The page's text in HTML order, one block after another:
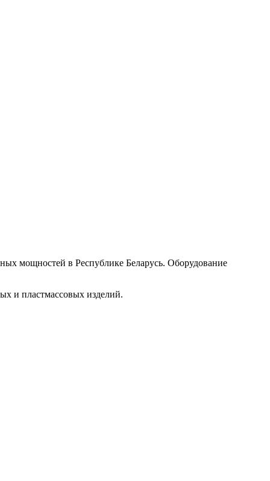
мощностей в Республике Беларусь. Оборудование
и пластмассовых изделий.